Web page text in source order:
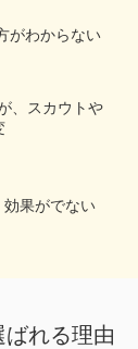
がわからない
、スカウトや
効果がでない
れる理由